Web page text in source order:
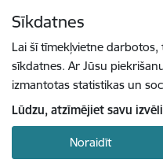
Sīkdatnes
Lai šī tīmekļvietne
sīkdatnes. Ar Jūsu
izmantotas statistikas un
Lūdzu, atzīmējiet savu
Noraidīt